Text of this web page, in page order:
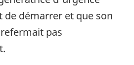
de démarrer et que son
pas